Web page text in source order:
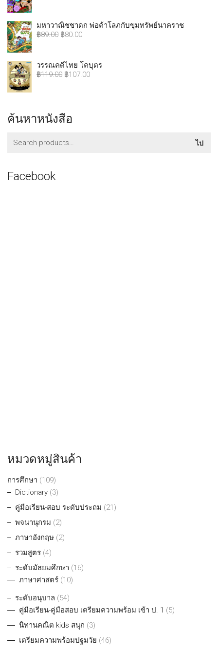
มหาวาณิชชาดก พ่อค้าโลภกับขุมทรัพย์นาคราช
฿89.00 ฿80.00
วรรณคดีไทย โคบุตร
฿119.00 ฿107.00
ค้นหาหนังสือ
ไป
Facebook
หมวดหมู่สินค้า
การศึกษา (109)
Dictionary (3)
คู่มือเรียน-สอบ ระดับประถม (21)
พจนานุกรม (2)
ภาษาอังกฤษ (2)
รวมสูตร (4)
ระดับมัธยมศึกษา (16)
ภาษาศาสตร์ (10)
ระดับอนุบาล (54)
คู่มือเรียน-คู่มือสอบ เตรียมความพร้อม เข้า ป. 1 (5)
นิทานคณิต kids สนุก (3)
เตรียมความพร้อมปฐมวัย (46)